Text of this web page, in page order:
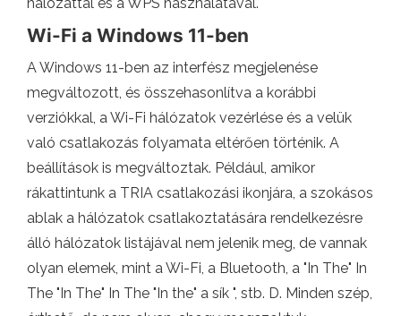
Wi-Fi a Windows 11-ben
A Windows 11-ben az interfész megjelenése
megváltozott, és összehasonlítva a korábbi
verziókkal, a Wi-Fi hálózatok vezérlése és a velük
való csatlakozás folyamata eltérően történik. A
beállítások is megváltoztak. Például, amikor
rákattintunk a TRIA csatlakozási ikonjára, a szokásos
ablak a hálózatok csatlakoztatására rendelkezésre
álló hálózatok listájával nem jelenik meg, de vannak
olyan elemek, mint a Wi-Fi, a Bluetooth, a "In The" In
The "In The" In The "In the" a sík ", stb. D. Minden szép,